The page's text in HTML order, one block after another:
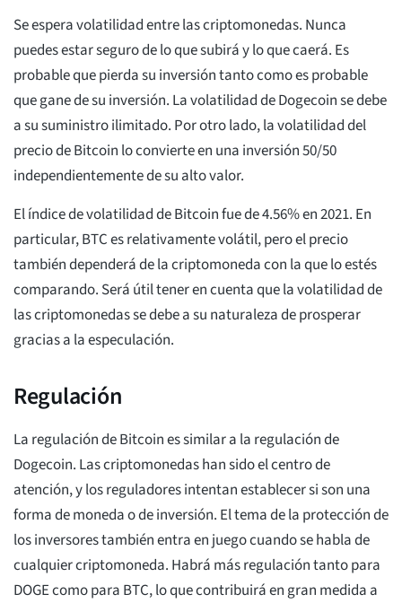
Se espera volatilidad entre las criptomonedas. Nunca
puedes estar seguro de lo que subirá y lo que caerá. Es
probable que pierda su inversión tanto como es probable
que gane de su inversión. La volatilidad de Dogecoin se debe
a su suministro ilimitado. Por otro lado, la volatilidad del
precio de Bitcoin lo convierte en una inversión 50/50
independientemente de su alto valor.
El índice de volatilidad de Bitcoin fue de 4.56% en 2021. En
particular, BTC es relativamente volátil, pero el precio
también dependerá de la criptomoneda con la que lo estés
comparando. Será útil tener en cuenta que la volatilidad de
las criptomonedas se debe a su naturaleza de prosperar
gracias a la especulación.
Regulación
La regulación de Bitcoin es similar a la regulación de
Dogecoin. Las criptomonedas han sido el centro de
atención, y los reguladores intentan establecer si son una
forma de moneda o de inversión. El tema de la protección de
los inversores también entra en juego cuando se habla de
cualquier criptomoneda. Habrá más regulación tanto para
DOGE como para BTC, lo que contribuirá en gran medida a